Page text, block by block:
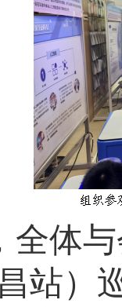
体与
站）